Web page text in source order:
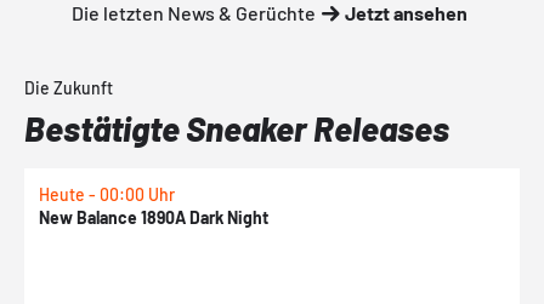
Die letzten News & Gerüchte Jetzt ansehen
Die Zukunft
Bestätigte Sneaker Releases
Heute - 00:00 Uhr
New Balance 1890A Dark Night